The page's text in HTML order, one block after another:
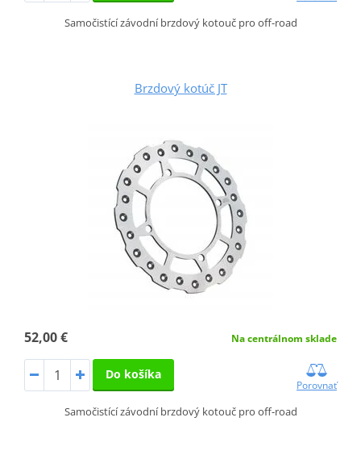
Samočistící závodní brzdový kotouč pro off-road
Brzdový kotúč JT
52,00 € Na centrálnom sklade
Do košíka
Porovnať
Samočistící závodní brzdový kotouč pro off-road